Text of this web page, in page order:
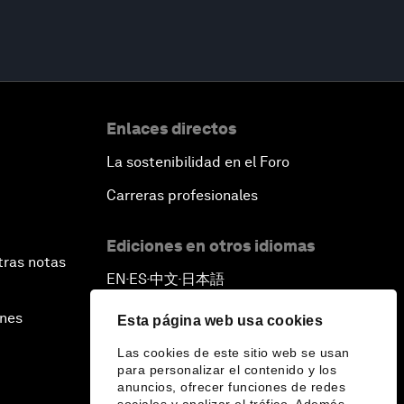
Esta página web usa cookies
Las cookies de este sitio web se usan
para personalizar el contenido y los
anuncios, ofrecer funciones de redes
notas
Enlaces directos
La sostenibilidad en el Foro
Carreras profesionales
Ediciones en otros idiomas
EN ▪ES▪中文▪ 日本語